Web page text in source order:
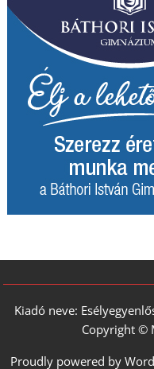
Kiadó neve:
Copyright ©
Proudly powered by